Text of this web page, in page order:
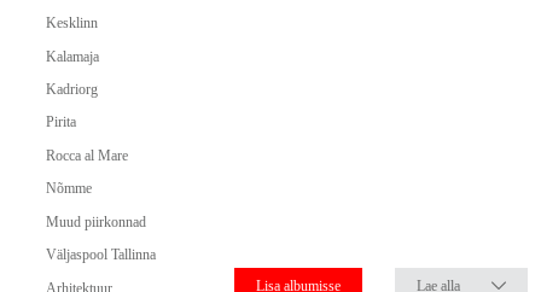
Kesklinn
Kalamaja
Kadriorg
Pirita
Rocca al Mare
Nõmme
Muud piirkonnad
Väljaspool Tallinna
Arhitektuur
Lisa albumisse Lae alla